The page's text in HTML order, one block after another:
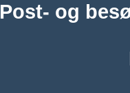
Post- og